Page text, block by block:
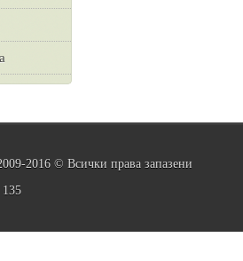
2016 © Всички права запазени